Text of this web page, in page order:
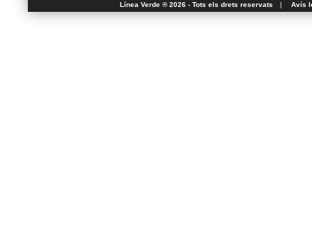
Línea Verde ® 2026 - Tots els drets reservats | Avís